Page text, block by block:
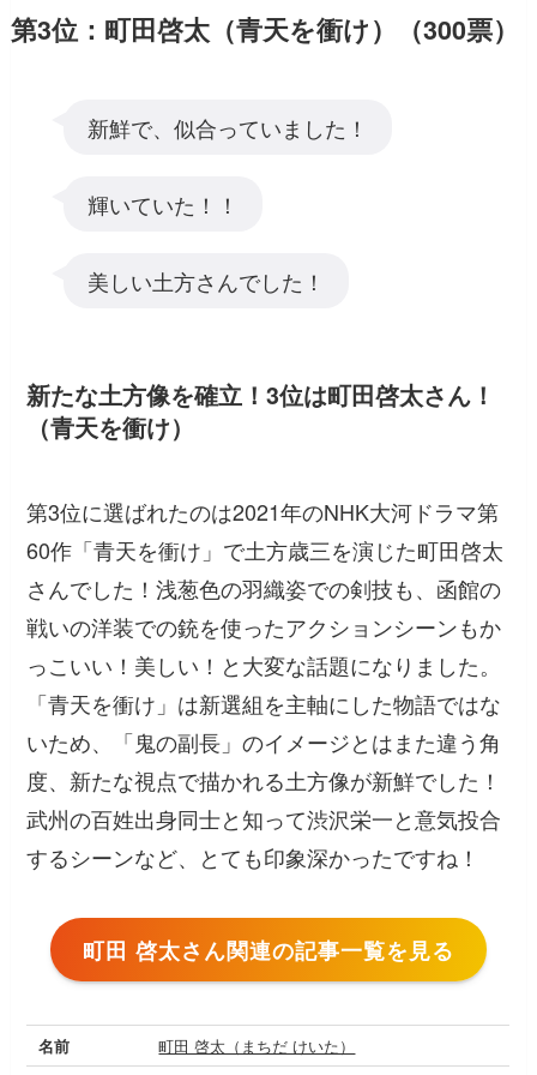
第3位：町田啓太（青天を衝け）（300票）
新鮮で、似合っていました！
輝いていた！！
美しい土方さんでした！
新たな土方像を確立！3位は町田啓太さん！
（青天を衝け）
第3位に選ばれたのは2021年のNHK大河ドラマ第
60作「青天を衝け」で土方歳三を演じた町田啓太
さんでした！浅葱色の羽織姿での剣技も、函館の
戦いの洋装での銃を使ったアクションシーンもか
っこいい！美しい！と大変な話題になりました。
「青天を衝け」は新選組を主軸にした物語ではな
いため、「鬼の副長」のイメージとはまた違う角
度、新たな視点で描かれる土方像が新鮮でした！
武州の百姓出身同士と知って渋沢栄一と意気投合
するシーンなど、とても印象深かったですね！
町田 啓太さん関連の記事一覧を見る
名前 町田 啓太（まちだ けいた）